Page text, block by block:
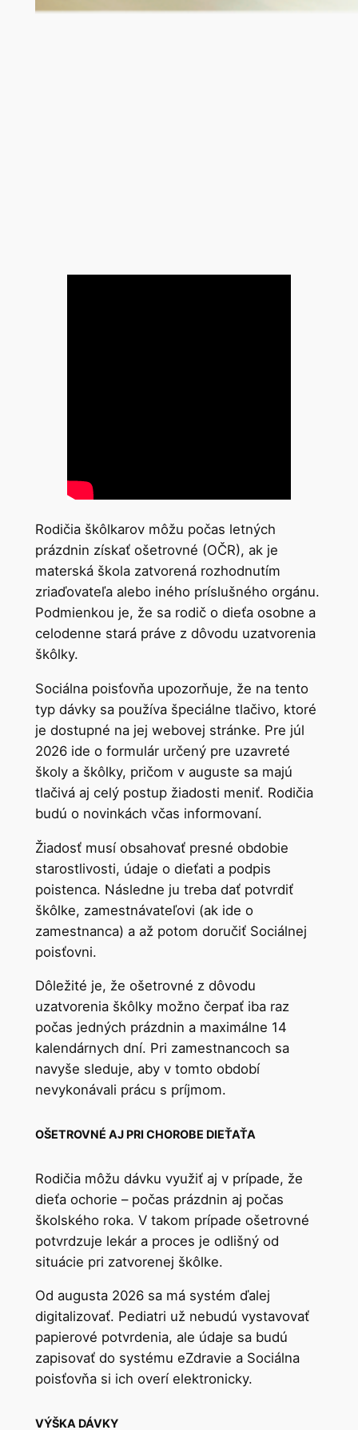
Rodičia škôlkarov môžu počas letných
prázdnin získať ošetrovné (OČR), ak je
materská škola zatvorená rozhodnutím
zriaďovateľa alebo iného príslušného orgánu.
Podmienkou je, že sa rodič o dieťa osobne a
celodenne stará práve z dôvodu uzatvorenia
škôlky.
Sociálna poisťovňa upozorňuje, že na tento
typ dávky sa používa špeciálne tlačivo, ktoré
je dostupné na jej webovej stránke. Pre júl
2026 ide o formulár určený pre uzavreté
školy a škôlky, pričom v auguste sa majú
tlačivá aj celý postup žiadosti meniť. Rodičia
budú o novinkách včas informovaní.
Žiadosť musí obsahovať presné obdobie
starostlivosti, údaje o dieťati a podpis
poistenca. Následne ju treba dať potvrdiť
škôlke, zamestnávateľovi (ak ide o
zamestnanca) a až potom doručiť Sociálnej
poisťovni.
Dôležité je, že ošetrovné z dôvodu
uzatvorenia škôlky možno čerpať iba raz
počas jedných prázdnin a maximálne 14
kalendárnych dní. Pri zamestnancoch sa
navyše sleduje, aby v tomto období
nevykonávali prácu s príjmom.
OŠETROVNÉ AJ PRI CHOROBE DIEŤAŤA
Rodičia môžu dávku využiť aj v prípade, že
dieťa ochorie – počas prázdnin aj počas
školského roka. V takom prípade ošetrovné
potvrdzuje lekár a proces je odlišný od
situácie pri zatvorenej škôlke.
Od augusta 2026 sa má systém ďalej
digitalizovať. Pediatri už nebudú vystavovať
papierové potvrdenia, ale údaje sa budú
zapisovať do systému eZdravie a Sociálna
poisťovňa si ich overí elektronicky.
VÝŠKA DÁVKY